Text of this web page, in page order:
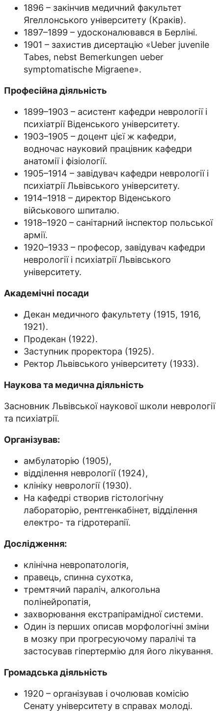
1896 – закінчив медичний факультет
Ягеллонського університету (Краків).
1897–1899 – удосконалювався в Берліні.
1901 – захистив дисертацію «Ueber juvenile
Tabes, nebst Bemerkungen ueber
symptomatische Migraene».
Професійна діяльність
1899–1903 – асистент кафедри неврології і
психіатрії Віденського університету.
1903–1905 – доцент цієї ж кафедри,
водночас науковий працівник кафедри
анатомії і фізіології.
1905–1914 – завідувач кафедри неврології і
психіатрії Львівського університету.
1914–1918 – директор Віденського
військового шпиталю.
1918–1920 – санітарний інспектор польської
армії.
1920–1933 – професор, завідувач кафедри
неврології і психіатрії Львівського
університету.
Академічні посади
Декан медичного факультету (1915, 1916,
1921).
Продекан (1922).
Заступник проректора (1925).
Ректор Львівського університету (1933).
Наукова та медична діяльність
Засновник Львівської наукової школи неврології
та психіатрії.
Організував:
амбулаторію (1905),
відділення неврології (1924),
клініку неврології (1930).
На кафедрі створив гістологічну
лабораторію, рентгенкабінет, відділення
електро- та гідротерапії.
Дослідження:
клінічна невропатологія,
правець, спинна сухотка,
тремтячий параліч, алкогольна
полінейропатія,
захворювання екстрапірамідної системи.
Один із перших описав морфологічні зміни
в мозку при прогресуючому паралічі та
застосував гіпертермію для його лікування.
Громадська діяльність
1920 – організував і очолював комісію
Сенату університету в справах молоді.